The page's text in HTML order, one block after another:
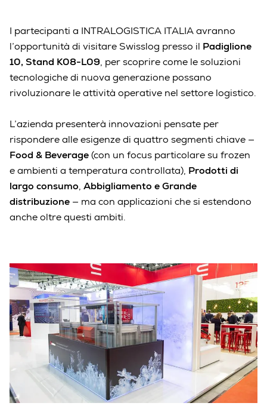
I partecipanti a INTRALOGISTICA ITALIA avranno
l’opportunità di visitare Swisslog presso il Padiglione
10, Stand K08-L09, per scoprire come le soluzioni
tecnologiche di nuova generazione possano
rivoluzionare le attività operative nel settore logistico.
L’azienda presenterà innovazioni pensate per
rispondere alle esigenze di quattro segmenti chiave —
Food & Beverage(con un focus particolare su frozen
e ambienti a temperatura controllata), Prodotti di
largo consumo, Abbigliamento e Grande
distribuzione — ma con applicazioni che si estendono
anche oltre questi ambiti.